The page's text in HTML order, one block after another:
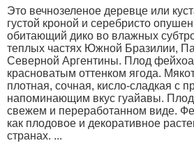
Это вечнозеленое деревце или
густой кроной и серебристо
обитающий дико во влажных
теплых частях Южной Бразилии,
Северной Аргентины. Плод
красноватым оттенком ягода.
плотная, сочная, кисло-сладкая с
напоминающим вкус гуайавы.
свежем и переработанном виде.
как плодовое и декоративное
странах. ...